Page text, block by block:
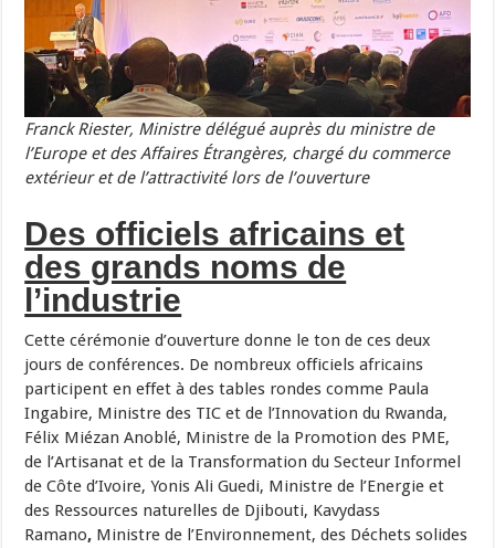
Franck Riester, Ministre délégué auprès du ministre de
l’Europe et des Affaires Étrangères, chargé du commerce
extérieur et de l’attractivité lors de l’ouverture
Des officiels africains et
des grands noms de
l’industrie
Cette cérémonie d’ouverture donne le ton de ces deux
jours de conférences. De nombreux officiels africains
participent en effet à des tables rondes comme Paula
Ingabire, Ministre des TIC et de l’Innovation du Rwanda,
Félix Miézan Anoblé, Ministre de la Promotion des PME,
de l’Artisanat et de la Transformation du Secteur Informel
de Côte d’Ivoire, Yonis Ali Guedi, Ministre de l’Energie et
des Ressources naturelles de Djibouti, Kavydass
Ramano, Ministre de l’Environnement, des Déchets solides